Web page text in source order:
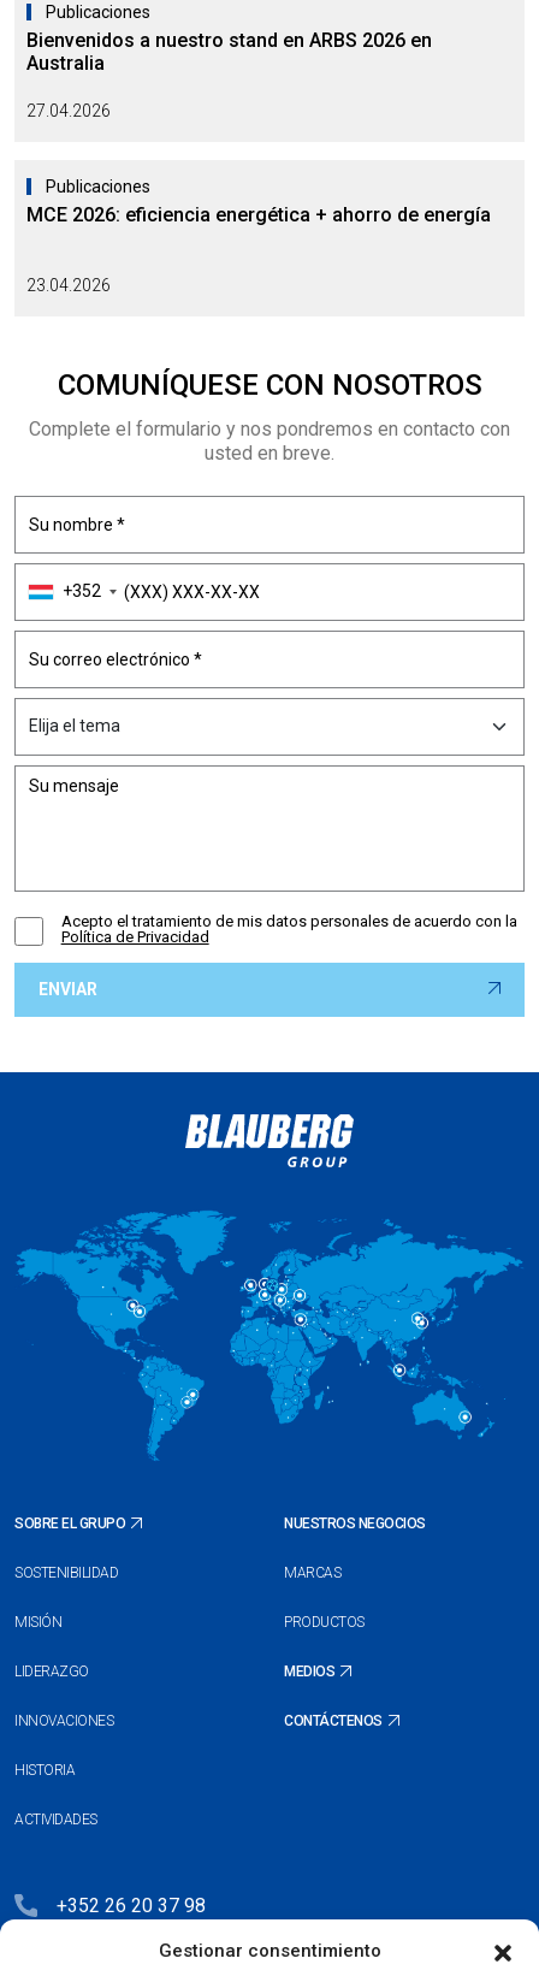
Gestionar consentimiento
Publicaciones
Bienvenidos a nuestro stand en ARBS 2026 en
Australia
27.04.2026
Publicaciones
MCE 2026: eficiencia energética + ahorro de energía
23.04.2026
COMUNÍQUESE CON NOSOTROS
Complete el formulario y nos pondremos en contacto con
usted en breve.
+352
Acepto el tratamiento de mis datos personales de acuerdo con la
Política de Privacidad
SOBRE EL GRUPO
SOSTENIBILIDAD
MISIÓN
LIDERAZGO
INNOVACIONES
HISTORIA
ACTIVIDADES
NUESTROS NEGOCIOS
MARCAS
PRODUCTOS
MEDIOS
CONTÁCTENOS
+352 26 20 37 98
hello@blauberg-group.com